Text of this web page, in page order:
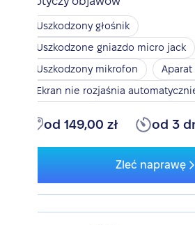
Uszkodzony głośnik
Uszkodzone gniazdo micro jack
Uszkodzony mikrofon
Ekran nie rozjaśnia
od 149,00 zł od 3
Zleć naprawę